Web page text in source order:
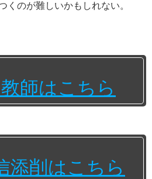
くのが難しいかもしれない。
師はこちら
添削はこちら